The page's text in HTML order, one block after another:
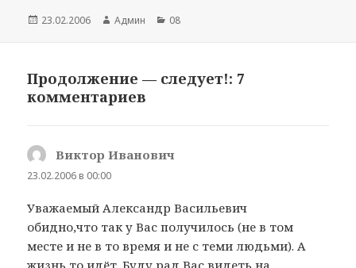
Опубликовано
23.02.2006 Автор
Админ Рубрики
08
Продолжение — следует!: 7
комментариев
Виктор Иванович
23.02.2006 в 00:00
Уважаемый Александр Васильевич
обидно,что так у Вас получилось (не в том
месте и не в то время и не с теми людьми). А